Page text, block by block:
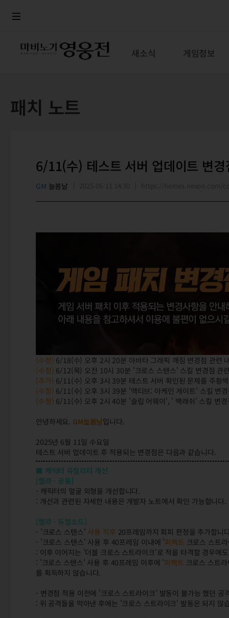
새소식 게임정보
패치 노트
6/11(수) 테스트 서버 업데이트 변경
GM 늘봄날
(수정) 6/18(수) 오후 2시 20분 아바타 그래픽 깨짐 변경점 관련
(수정) 6/12(목) 오전 10시 30분 '크로스 스탠스' 스킬 변경점 관
(추가) 6/11(수) 오후 3시 39분 테스트 서버 확인된 문제를 주황
(수정) 6/11(수) 오후 3시 39분 '액티브: 아케인 게이트' 스킬 변
(수정) 6/11(수) 오후 2시 40분 '슬립 어웨이', ' 백래쉬' 스킬 변경
안녕하세요. GM늘봄날입니다.
2025년 6월 11일 수요일
테스트 서버 업데이트 후 적용되는 변경점은 다음과 같습니다.
■ 캐릭터 유틸리티 개선
[벨라 - 공통]
- 캐릭터의 얼굴 외형을 개선합니다.
: 개선과 관련된 자세한 내용은 개발자 노트에서 확인 가능합니다.
[벨라 - 듀얼소드]
- '크로스 스탠스' 사용 직후 20프레임까지 회피 판정을 추가합니
- '크로스 스탠스' 사용 후 40프레임 이내에 '퍼펙트 크로스 스트
: 이후 이어지는 '더블 크로스 스트라이크'로 적을 타격할 경우에
: '크로스 스탠스' 사용 후 40프레임 이후에 '퍼펙트 크로스 스트
를 획득하지 않습니다.
- 변경점 적용 이전에 '크로스 스트라이크' 발동이 불가능 했던
: 위 공격들을 막아낸 후에는 '크로스 스트라이크' 발동은 되지 않